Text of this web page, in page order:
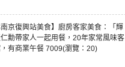
南京復興站美食】廚房客家美食：「輝
勳帶家人一起用餐，20年家常風味客
有商業午餐 7009(瀏覽：20)